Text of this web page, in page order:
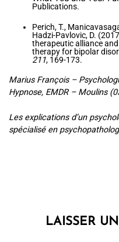
Publications.
Perich, T.,
Hadzi-Pavlovic, D.
therapeutic alliance
therapy for bipolar
211, 169-173.
Marius François –
Hypnose, EMDR – Moulins
Les explications d’un
spécialisé en
LAISSER